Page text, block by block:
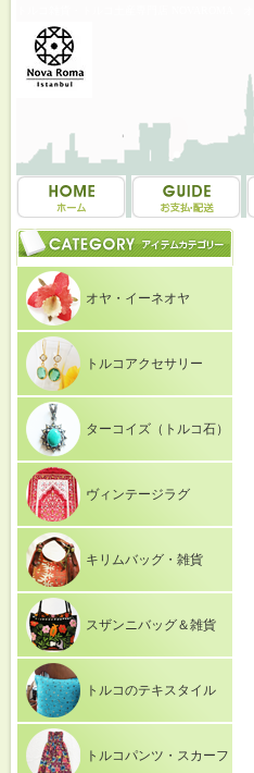
オヤ・イーネオヤ
トルコアクセサリー
ターコイズ（トルコ石）
ヴィンテージラグ
キリムバッグ・雑貨
スザンニバッグ＆雑貨
トルコのテキスタイル
トルコパンツ・スカーフ